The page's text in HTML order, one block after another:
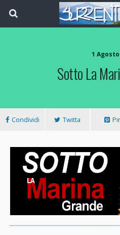
1 Agosto
Sotto La
Condividi Twitta